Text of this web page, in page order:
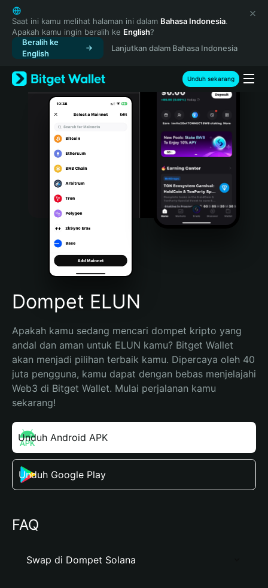
English
日本語
Tiếng Việt
Русский
Español (Latinoamérica)
Türkçe
Italiano
Português (Portugal)
Bahasa Indonesia
Português (Brasil)
Español (Argentina)
Saat ini kamu melihat halaman ini dalam Bahasa Indonesia.
Apakah kamu ingin beralih ke English?
Beralih ke
English
Lanjutkan dalam Bahasa Indonesia
Unduh sekarang
Dompet ELUN
Apakah kamu sedang mencari dompet kripto yang
andal dan aman untuk ELUN kamu? Bitget Wallet
akan menjadi pilihan terbaik kamu. Dipercaya oleh 40
juta pengguna, kamu dapat dengan bebas menjelajahi
Web3 di Bitget Wallet. Mulai perjalanan kamu
sekarang!
Unduh Android APK
Unduh Google Play
FAQ
Swap di Dompet Solana